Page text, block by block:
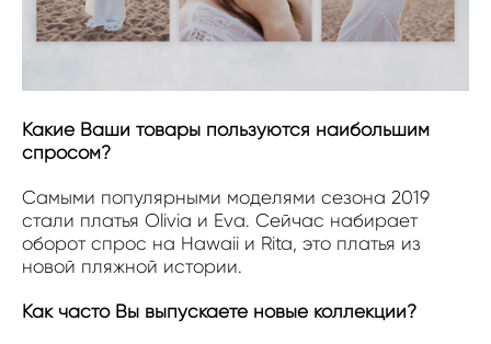
Какие Ваши товары пользуются наибольшим
спросом?
Самыми популярными моделями сезона 2019
стали платья Olivia и Eva. Сейчас набирает
оборот спрос на Hawaii и Rita, это платья из
новой пляжной истории.
Как часто Вы выпускаете новые коллекции?